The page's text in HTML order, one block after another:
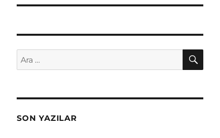
Ara:
SON YAZILAR